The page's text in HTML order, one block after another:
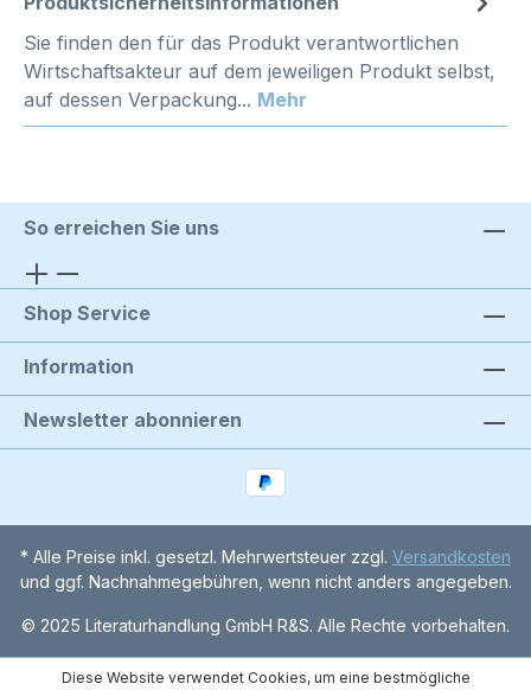
Sie finden den für das Produkt verantwortlichen
Wirtschaftsakteur auf dem jeweiligen Produkt selbst,
auf dessen Verpackung... Mehr
So erreichen Sie uns
Shop Service
Information
Newsletter abonnieren
* Alle Preise inkl. gesetzl. Mehrwertsteuer zzgl. Versandkosten
und ggf. Nachnahmegebühren, wenn nicht anders angegeben.
© 2025 Literaturhandlung GmbH R&S. Alle Rechte vorbehalten.
Diese Website verwendet Cookies, um eine bestmögliche